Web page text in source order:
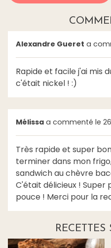
Alexandre Gueret a
Rapide et facile j'ai mis
c'était nickel ! :)
Mélissa a commenté le 26
Très rapide et super
terminer dans mon
sandwich au chèvre
C'était délicieux ! Super
pouce ! Merci pour la
RECETTES